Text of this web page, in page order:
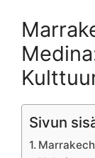
Sivun